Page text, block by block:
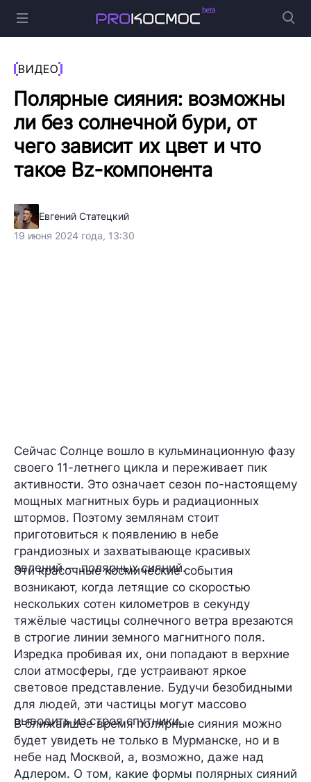
ВИДЕО
Полярные сияния: возможны
ли без солнечной бури, от
чего зависит их цвет и что
такое Bz-компонента
Евгений Статецкий
19 июня 2024 года, 13:30
Сейчас Солнце вошло в кульминационную фазу
своего 11-летнего цикла и переживает пик
активности. Это означает сезон по-настоящему
мощных магнитных бурь и радиационных
штормов. Поэтому землянам стоит
приготовиться к появлению в небе
грандиозных и захватывающе красивых
явлений — полярных сияний.
Эти красочные космические события
возникают, когда летящие со скоростью
нескольких сотен километров в секунду
тяжёлые частицы солнечного ветра врезаются
в строгие линии земного магнитного поля.
Изредка пробивая их, они попадают в верхние
слои атмосферы, где устраивают яркое
световое представление. Будучи безобидными
для людей, эти частицы могут массово
выводить из строя спутники.
В ближайшее время полярные сияния можно
будет увидеть не только в Мурманске, но и в
небе над Москвой, а, возможно, даже над
Адлером. О том, какие формы полярных сияний